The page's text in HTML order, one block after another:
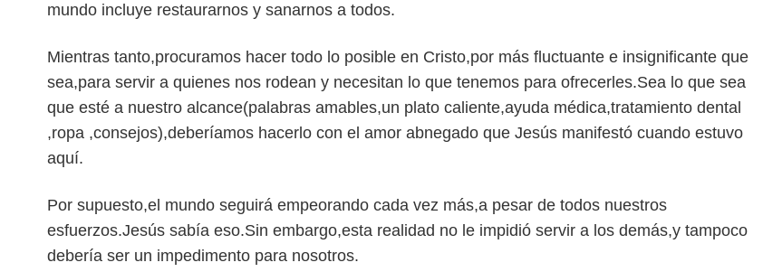
mundo incluye restaurarnos y sanarnos a todos.
Mientras tanto,procuramos hacer todo lo posible en Cristo,por más fluctuante e insignificante que
sea,para servir a quienes nos rodean y necesitan lo que tenemos para ofrecerles.Sea lo que sea
que esté a nuestro alcance(palabras amables,un plato caliente,ayuda médica,tratamiento dental
,ropa ,consejos),deberíamos hacerlo con el amor abnegado que Jesús manifestó cuando estuvo
aquí.
Por supuesto,el mundo seguirá empeorando cada vez más,a pesar de todos nuestros
esfuerzos.Jesús sabía eso.Sin embargo,esta realidad no le impidió servir a los demás,y tampoco
debería ser un impedimento para nosotros.